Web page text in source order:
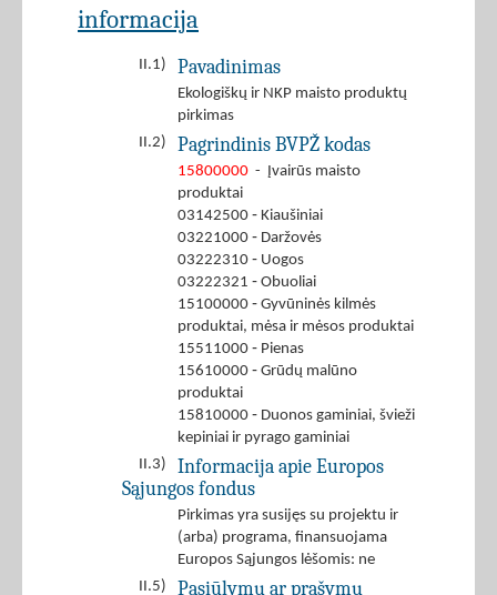
informacija
II.1) Pavadinimas
Ekologiškų ir NKP maisto produktų
pirkimas
II.2)
Pagrindinis BVPŽ kodas
15800000 - Įvairūs maisto
produktai
03142500 ‐ Kiaušiniai
03221000 ‐ Daržovės
03222310 ‐ Uogos
03222321 ‐ Obuoliai
15100000 ‐ Gyvūninės kilmės
produktai, mėsa ir mėsos produktai
15511000 ‐ Pienas
15610000 ‐ Grūdų malūno
produktai
15810000 ‐ Duonos gaminiai, švieži
kepiniai ir pyrago gaminiai
II.3)
Informacija apie Europos
Sąjungos fondus
Pirkimas yra susijęs su projektu ir
(arba) programa, finansuojama
Europos Sąjungos lėšomis: ne
II.5)
Pasiūlymų ar prašymų